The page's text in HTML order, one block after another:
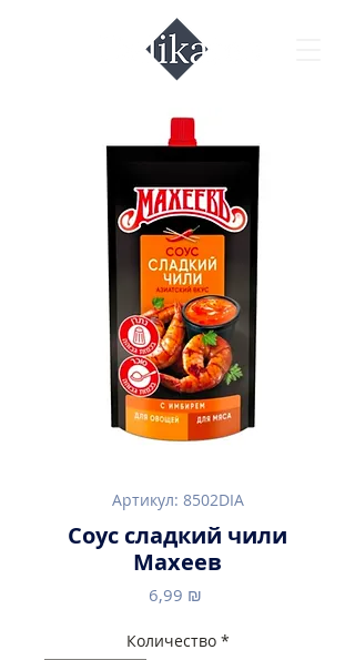
Артикул: 8502DIA
Соус сладкий чили
Махеев
6,99 ₪Цена
Количество *